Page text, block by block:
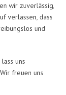
wir zuverlässig,
verlassen, dass
und
uns
freuen uns